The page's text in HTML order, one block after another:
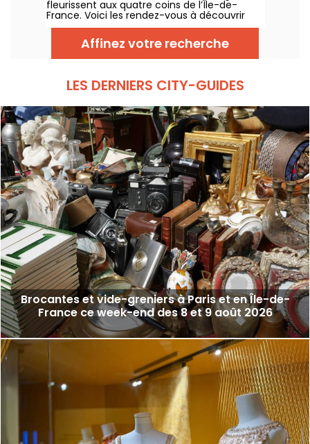
fleurissent aux quatre coins de l’Île-de-
France. Voici les rendez-vous à découvrir
ces samedi 8 et dimanche 9 août 2026 pour
chiner, fouiller et peut-être dénicher la perle
Affinez votre recherche
LES DERNIERS CITY-GUIDES
Brocantes et vide-greniers à Paris et en Île-de-
France ce week-end des 8 et 9 août 2026